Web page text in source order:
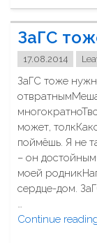
ЗаГС
17.08.2014
ЗаГС тоже
может,
поймёшь. Я не
– он
моей
сердце-дом.
…
Continue